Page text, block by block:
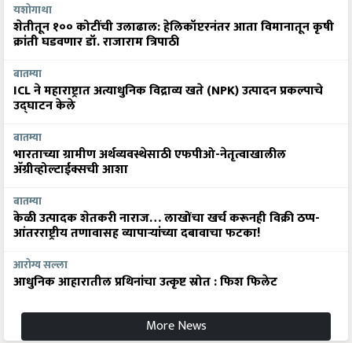
यशोगाथा
शेतीतून १०० कोटींची उलाढाल: हेलिकॉप्टरनंतर आता विमानातून कृषी
क्रांती घडवणार डॉ. राजाराम त्रिपाठी
बातम्या
ICL ने महाराष्ट्रात अत्याधुनिक विद्राव्य खते (NPK) उत्पादन प्रकल्पाचे
उद्घाटन केले
बातम्या
भारताच्या ग्रामीण अर्थव्यवस्थेसाठी एफपीओ-नेतृत्वाखालील
अ‍ॅग्रीव्होल्टाईक्सची आशा
बातम्या
केळी उत्पादक शेतकरी नाराज… लाखोंचा खर्च करूनही विक्री ठप्प-
आंतरराष्ट्रीय तणावासह व्यापाऱ्यांच्या दबावाचा फटका!
आरोग्य सल्ला
आधुनिक आहारातील प्रथिनांचा उत्कृष्ट स्रोत : फिश फिलेट
More News